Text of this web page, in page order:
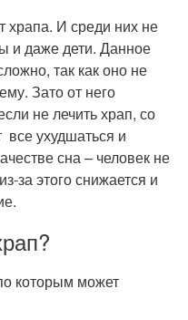
храпа. И среди них не
и даже дети. Данное
так как оно не
Зато от него
не лечить храп, со
ухудшаться и
сна – человек не
за этого снижается и
которым может